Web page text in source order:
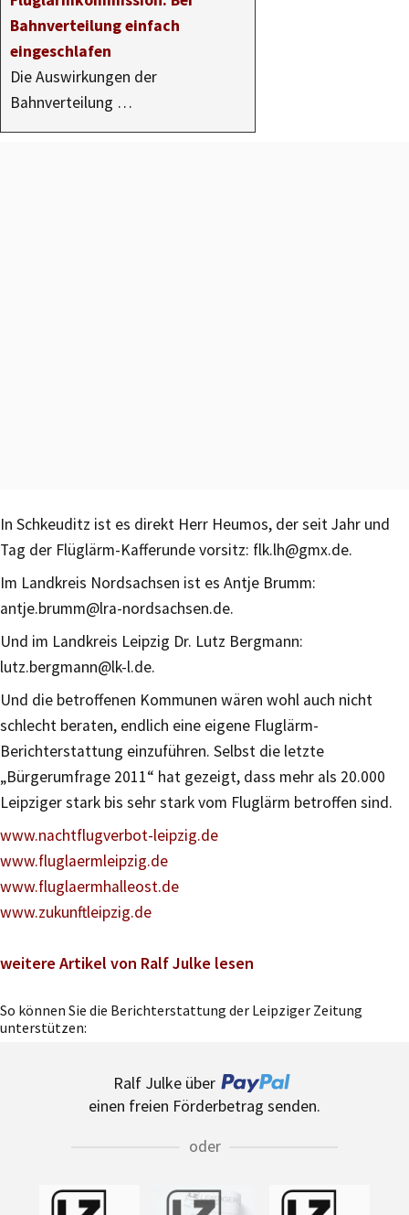
Bahnverteilung einfach
eingeschlafen
Die Auswirkungen der
Bahnverteilung …
In Schkeuditz ist es direkt Herr Heumos, der seit Jahr und
Tag der Flüglärm-Kafferunde vorsitz: flk.lh@gmx.de.
Im Landkreis Nordsachsen ist es Antje Brumm:
antje.brumm@lra-nordsachsen.de.
Und im Landkreis Leipzig Dr. Lutz Bergmann:
lutz.bergmann@lk-l.de.
Und die betroffenen Kommunen wären wohl auch nicht
schlecht beraten, endlich eine eigene Fluglärm-
Berichterstattung einzuführen. Selbst die letzte
„Bürgerumfrage 2011“ hat gezeigt, dass mehr als 20.000
Leipziger stark bis sehr stark vom Fluglärm betroffen sind.
www.nachtflugverbot-leipzig.de
www.fluglaermleipzig.de
www.fluglaermhalleost.de
www.zukunftleipzig.de
weitere Artikel von Ralf Julke lesen
So können Sie die Berichterstattung der Leipziger Zeitung
unterstützen:
Ralf Julke über
einen freien Förderbetrag senden.
oder